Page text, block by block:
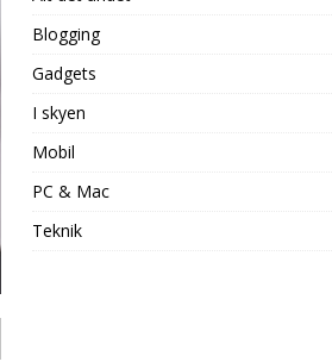
Blogging
Gadgets
I skyen
Mobil
PC & Mac
Teknik